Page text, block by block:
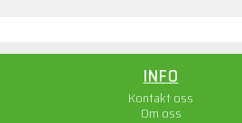
INFO
Kontakt oss
Om oss